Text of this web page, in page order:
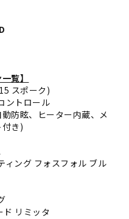
覧】
スポーク)
ントロール
防眩、ヒーター内蔵、メ
き)
ング フォスフォル ブル
リミッタ